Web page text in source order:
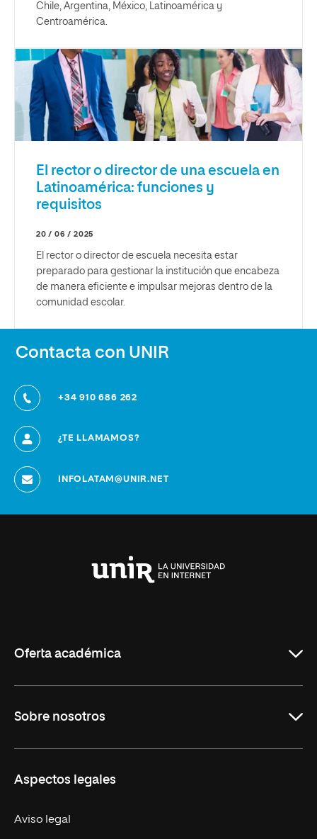
Chile, Argentina, México, Latinoamérica y
Centroamérica.
El rector o director de una escuela en
Latinoamérica: funciones y
requisitos
20 / 06 / 2025
El rector o director de escuela necesita estar
preparado para gestionar la institución que encabeza
de manera eficiente e impulsar mejoras dentro de la
comunidad escolar.
Contacta con UNIR
+34 910 686 262
¿TE LLAMAMOS?
INFOLATAM@UNIR.NET
Oferta académica
Carreras
Sobre nosotros
Nuestro Equipo
Trabaja en UNIR
Aspectos legales
Aviso legal